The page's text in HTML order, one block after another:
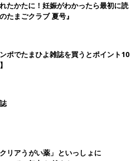
たかたに！妊娠がわかったら最初に読
たまごクラブ 夏号』
ポでたまひよ雑誌を買うとポイント10
リアうがい薬」といっしょに